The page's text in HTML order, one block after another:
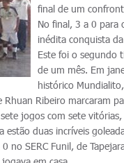
final de um
No final, 3 a 0 para
inédita conquista
Este foi o segundo
de um mês. Em
histórico
Ribeiro marcaram
jogos com sete
duas incríveis
no SERC Funil, de